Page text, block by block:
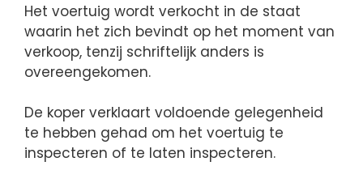
Het voertuig wordt verkocht in de staat
waarin het zich bevindt op het moment van
verkoop, tenzij schriftelijk anders is
overeengekomen.
De koper verklaart voldoende gelegenheid
te hebben gehad om het voertuig te
inspecteren of te laten inspecteren.